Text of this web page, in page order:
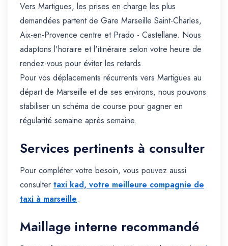
Vers Martigues, les prises en charge les plus
demandées partent de Gare Marseille Saint-Charles,
Aix-en-Provence centre et Prado - Castellane. Nous
adaptons l'horaire et l'itinéraire selon votre heure de
rendez-vous pour éviter les retards.
Pour vos déplacements récurrents vers Martigues au
départ de Marseille et de ses environs, nous pouvons
stabiliser un schéma de course pour gagner en
régularité semaine après semaine.
Services pertinents à consulter
Pour compléter votre besoin, vous pouvez aussi
consulter taxi kad, votre meilleure compagnie de
taxi à marseille.
Maillage interne recommandé